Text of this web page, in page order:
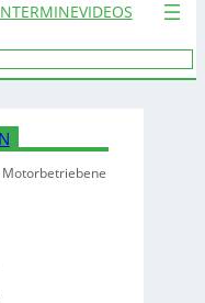
TERMINEVIDEOS
Motorbetriebene